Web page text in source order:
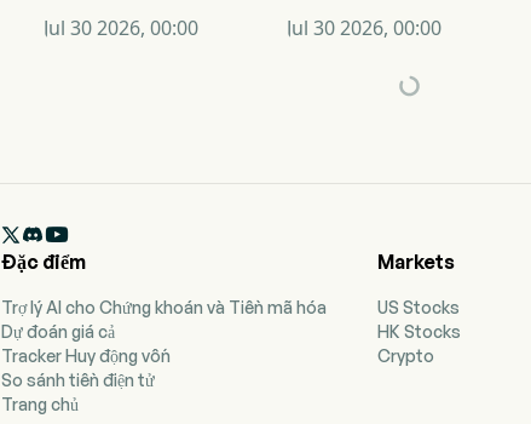
Jul 30 2026, 00:00 Jul 30 2026, 00:00

Đặc điểm
Trợ lý AI cho Chứng khoán và Tiền mã hóa
Dự đoán giá cả
Tracker Huy động vốn
So sánh tiền điện tử
Trang chủ
Markets
US Stocks
HK Stocks
Crypto